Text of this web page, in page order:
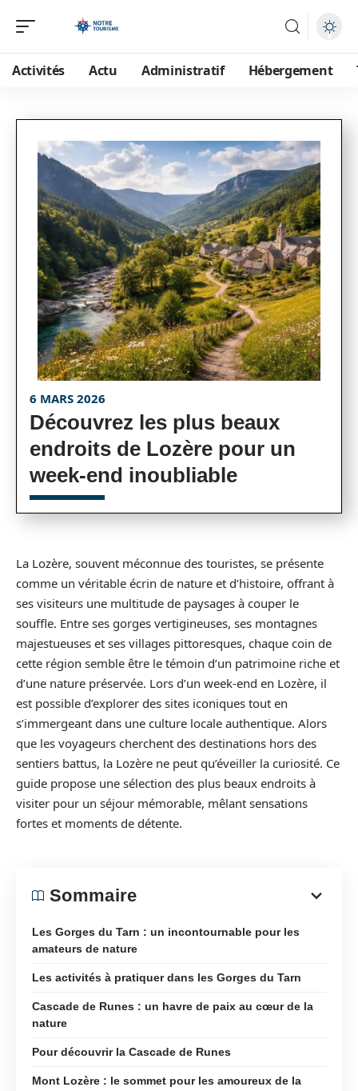
Activités Actu Administratif Hébergement
6 MARS 2026
Découvrez les plus beaux
endroits de Lozère pour un
week-end inoubliable
La Lozère, souvent méconnue des touristes, se présente
comme un véritable écrin de nature et d’histoire, offrant à
ses visiteurs une multitude de paysages à couper le
souffle. Entre ses gorges vertigineuses, ses montagnes
majestueuses et ses villages pittoresques, chaque coin de
cette région semble être le témoin d’un patrimoine riche et
d’une nature préservée. Lors d’un week-end en Lozère, il
est possible d’explorer des sites iconiques tout en
s’immergeant dans une culture locale authentique. Alors
que les voyageurs cherchent des destinations hors des
sentiers battus, la Lozère ne peut qu’éveiller la curiosité. Ce
guide propose une sélection des plus beaux endroits à
visiter pour un séjour mémorable, mêlant sensations
fortes et moments de détente.
Sommaire
Les Gorges du Tarn : un incontournable pour les
amateurs de nature
Les activités à pratiquer dans les Gorges du Tarn
Cascade de Runes : un havre de paix au cœur de la
nature
Pour découvrir la Cascade de Runes
Mont Lozère : le sommet pour les amoureux de la